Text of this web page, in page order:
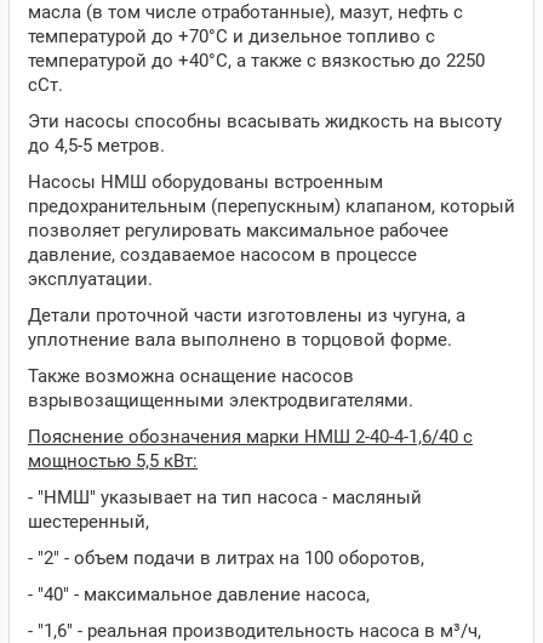
масла (в том числе отработанные), мазут, нефть с
температурой до +70°C и дизельное топливо с
температурой до +40°C, а также с вязкостью до 2250
сСт.
Эти насосы способны всасывать жидкость на высоту
до 4,5-5 метров.
Насосы НМШ оборудованы встроенным
предохранительным (перепускным) клапаном, который
позволяет регулировать максимальное рабочее
давление, создаваемое насосом в процессе
эксплуатации.
Детали проточной части изготовлены из чугуна, а
уплотнение вала выполнено в торцовой форме.
Также возможна оснащение насосов
взрывозащищенными электродвигателями.
Пояснение обозначения марки НМШ 2-40-4-1,6/40 с
мощностью 5,5 кВт:
- "НМШ" указывает на тип насоса - масляный
шестеренный,
- "2" - объем подачи в литрах на 100 оборотов,
- "40" - максимальное давление насоса,
- "1,6" - реальная производительность насоса в м³/ч,